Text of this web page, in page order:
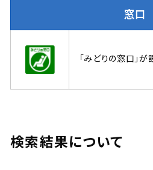
窓口
「みどりの窓口」
検索結果について